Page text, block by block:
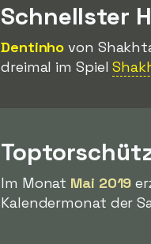
Schnellster
Dentinho von
dreimal im Spiel
Im Monat Mai 2019
Kalendermonat der